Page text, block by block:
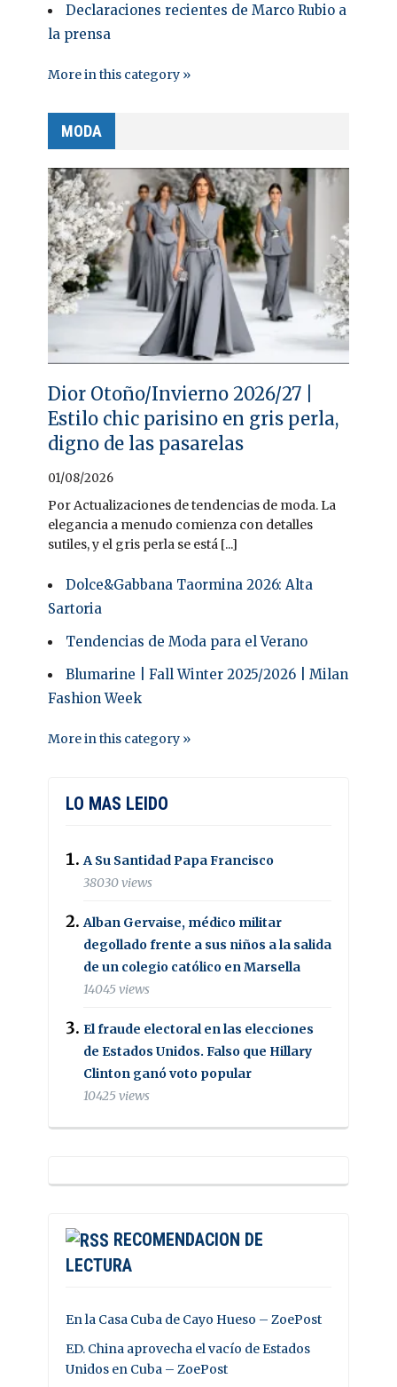
Declaraciones recientes de Marco Rubio a
la prensa
More in this category »
MODA
Dior Otoño/Invierno 2026/27 |
Estilo chic parisino en gris perla,
digno de las pasarelas
01/08/2026
Por Actualizaciones de tendencias de moda. La
elegancia a menudo comienza con detalles
sutiles, y el gris perla se está [...]
Dolce&Gabbana Taormina 2026: Alta
Sartoria
Tendencias de Moda para el Verano
Blumarine | Fall Winter 2025/2026 | Milan
Fashion Week
More in this category »
LO MAS LEIDO
A Su Santidad Papa Francisco
38030 views
Alban Gervaise, médico militar
degollado frente a sus niños a la salida
de un colegio católico en Marsella
14045 views
El fraude electoral en las elecciones
de Estados Unidos. Falso que Hillary
Clinton ganó voto popular
10425 views
RECOMENDACION DE
LECTURA
En la Casa Cuba de Cayo Hueso – ZoePost
ED. China aprovecha el vacío de Estados
Unidos en Cuba – ZoePost